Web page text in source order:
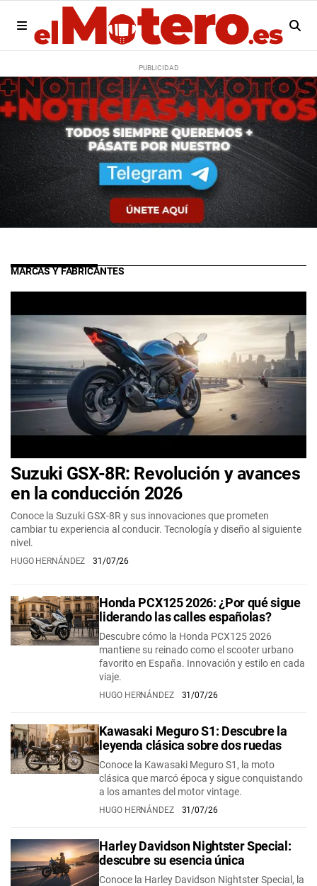
MARCAS Y FABRICANTES
Suzuki GSX-8R: Revolución y avances
en la conducción 2026
Conoce la Suzuki GSX-8R y sus innovaciones que prometen
cambiar tu experiencia al conducir. Tecnología y diseño al siguiente
nivel.
HUGO HERNÁNDEZ 31/07/26
Honda PCX125 2026: ¿Por qué sigue
liderando las calles españolas?
Descubre cómo la Honda PCX125 2026
mantiene su reinado como el scooter urbano
favorito en España. Innovación y estilo en cada
viaje.
HUGO HERNÁNDEZ 31/07/26
Kawasaki Meguro S1: Descubre la
leyenda clásica sobre dos ruedas
Conoce la Kawasaki Meguro S1, la moto
clásica que marcó época y sigue conquistando
a los amantes del motor vintage.
HUGO HERNÁNDEZ 31/07/26
Harley Davidson Nightster Special:
descubre su esencia única
Conoce la Harley Davidson Nightster Special, la